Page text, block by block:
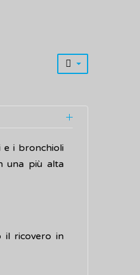
e i bronchioli
una più alta
il ricovero in